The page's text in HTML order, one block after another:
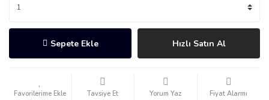
Sepete Ekle Hızlı Satın Al
Tavsiye Et Yorum Yaz Fiyat Alarmı